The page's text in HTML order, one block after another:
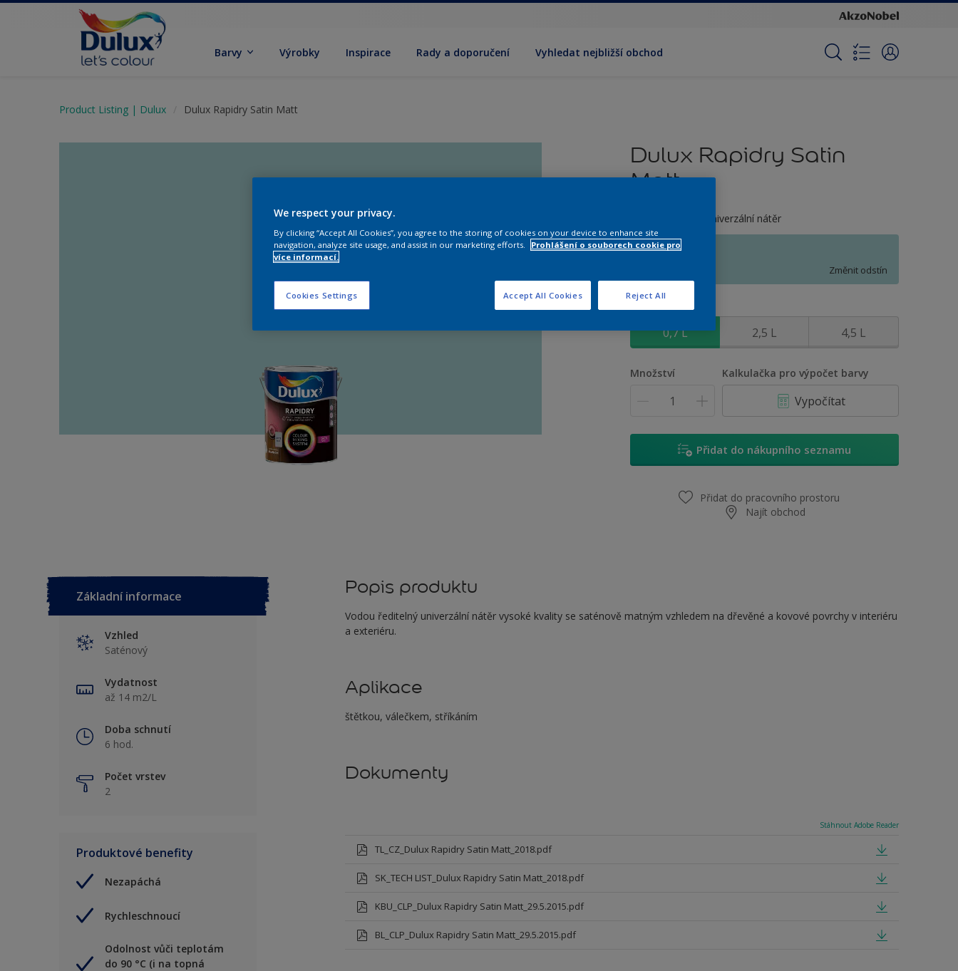
Barvy Výrobky Inspirace Rady a doporučení Vyhledat nejbližší obchod
Product Listing | Dulux Dulux Rapidry Satin Matt
Dulux Rapidry Satin
Matt
Vodou ředitelný univerzální nátěr
P6.12.76
Změnit odstín
Velikost
0,7 L 2,5 L 4,5 L
Množství Kalkulačka pro výpočet barvy
Vypočítat
Přidat do nákupního seznamu
Přidat do pracovního prostoru
Najít obchod
Základní informace
Vzhled
Saténový
Vydatnost
až 14 m2/L
Doba schnutí
6 hod.
Počet vrstev
2
Produktové benefity
Nezapáchá
Rychleschnoucí
Odolnost vůči teplotám
do 90 °C (i na topná
Popis produktu
Vodou ředitelný univerzální nátěr vysoké kvality se saténově matným vzhledem na dřevěné a kovové povrchy v interiéru
a exteriéru.
Aplikace
štětkou, válečkem, stříkáním
Dokumenty
Stáhnout Adobe Reader
TL_CZ_Dulux Rapidry Satin Matt_2018.pdf
SK_TECH LIST_Dulux Rapidry Satin Matt_2018.pdf
KBU_CLP_Dulux Rapidry Satin Matt_29.5.2015.pdf
BL_CLP_Dulux Rapidry Satin Matt_29.5.2015.pdf
We respect your privacy.
By clicking “Accept All Cookies”, you agree to the storing of cookies on your device to enhance site
navigation, analyze site usage, and assist in our marketing efforts.
Prohlášení o souborech cookie pro
více informací.
Cookies Settings Reject All
Accept All Cookies